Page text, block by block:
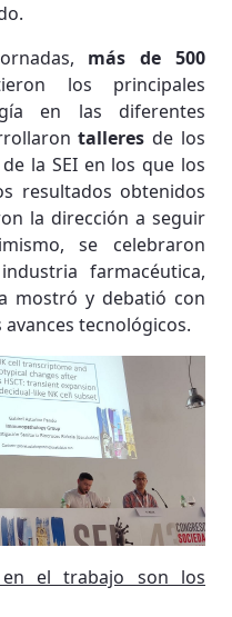
más de 500
los principales
en las diferentes
talleres de los
la SEI en los que los
resultados obtenidos
la dirección a seguir
se celebraron
farmacéutica,
mostró y debatió con
tecnológicos.
en el trabajo son los